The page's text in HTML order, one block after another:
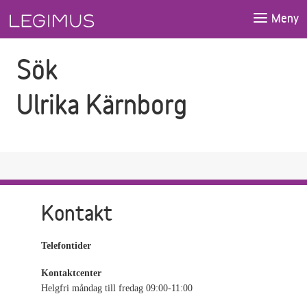
Meny
Sök
Ulrika Kärnborg
Kontakt
Telefontider
Kontaktcenter
Helgfri måndag till fredag 09:00-11:00